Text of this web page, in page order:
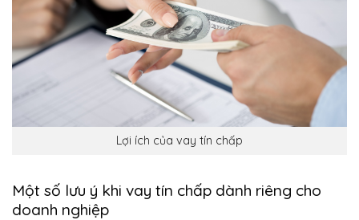
Lợi ích của vay tín chấp
Một số lưu ý khi vay tín chấp dành riêng cho
doanh nghiệp